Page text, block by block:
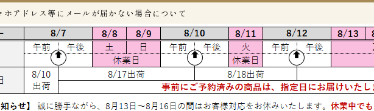
アドレス等にメールが届かない場合について